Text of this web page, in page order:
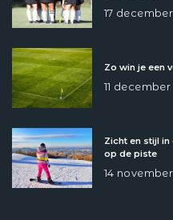
17
Zo win je een
11 december
Zicht en stijl
op de piste
14